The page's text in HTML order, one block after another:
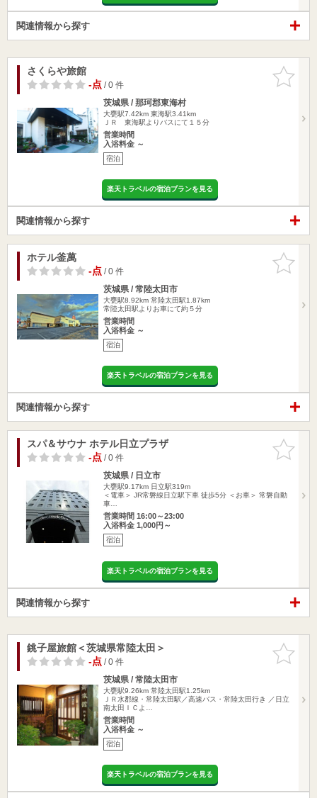
関連情報から探す
お気に入
りに追加
さくらや旅館
-点/ 0 件
茨城県 / 那珂郡東海村
大甕駅7.42km 東海駅3.41km
ＪＲ 東海駅よりバスにて１５分
営業時間
入浴料金 ～
宿泊
楽天トラベルの宿泊プランを見る
関連情報から探す
お気に入
りに追加
ホテル釜萬
-点/ 0 件
茨城県 / 常陸太田市
大甕駅8.92km 常陸太田駅1.87km
常陸太田駅よりお車にて約５分
営業時間
入浴料金 ～
宿泊
楽天トラベルの宿泊プランを見る
関連情報から探す
お気に入
りに追加
スパ＆サウナ ホテル日立プラザ
-点/ 0 件
茨城県 / 日立市
大甕駅9.17km 日立駅319m
＜電車＞ JR常磐線日立駅下車 徒歩5分 ＜お車＞ 常磐自動
車…
営業時間 16:00～23:00
入浴料金 1,000円～
宿泊
楽天トラベルの宿泊プランを見る
関連情報から探す
お気に入
りに追加
銚子屋旅館＜茨城県常陸太田＞
-点/ 0 件
茨城県 / 常陸太田市
大甕駅9.26km 常陸太田駅1.25km
ＪＲ水郡線・常陸太田駅／高速バス・常陸太田行き ／日立
南太田ＩＣよ…
営業時間
入浴料金 ～
宿泊
楽天トラベルの宿泊プランを見る